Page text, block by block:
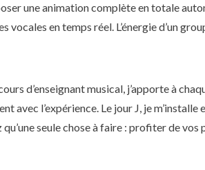
une animation complète en totale
en temps réel. L’énergie d’un
d’enseignant musical, j’apporte à
avec l’expérience. Le jour J, je
qu’une seule chose à faire : profiter de vos